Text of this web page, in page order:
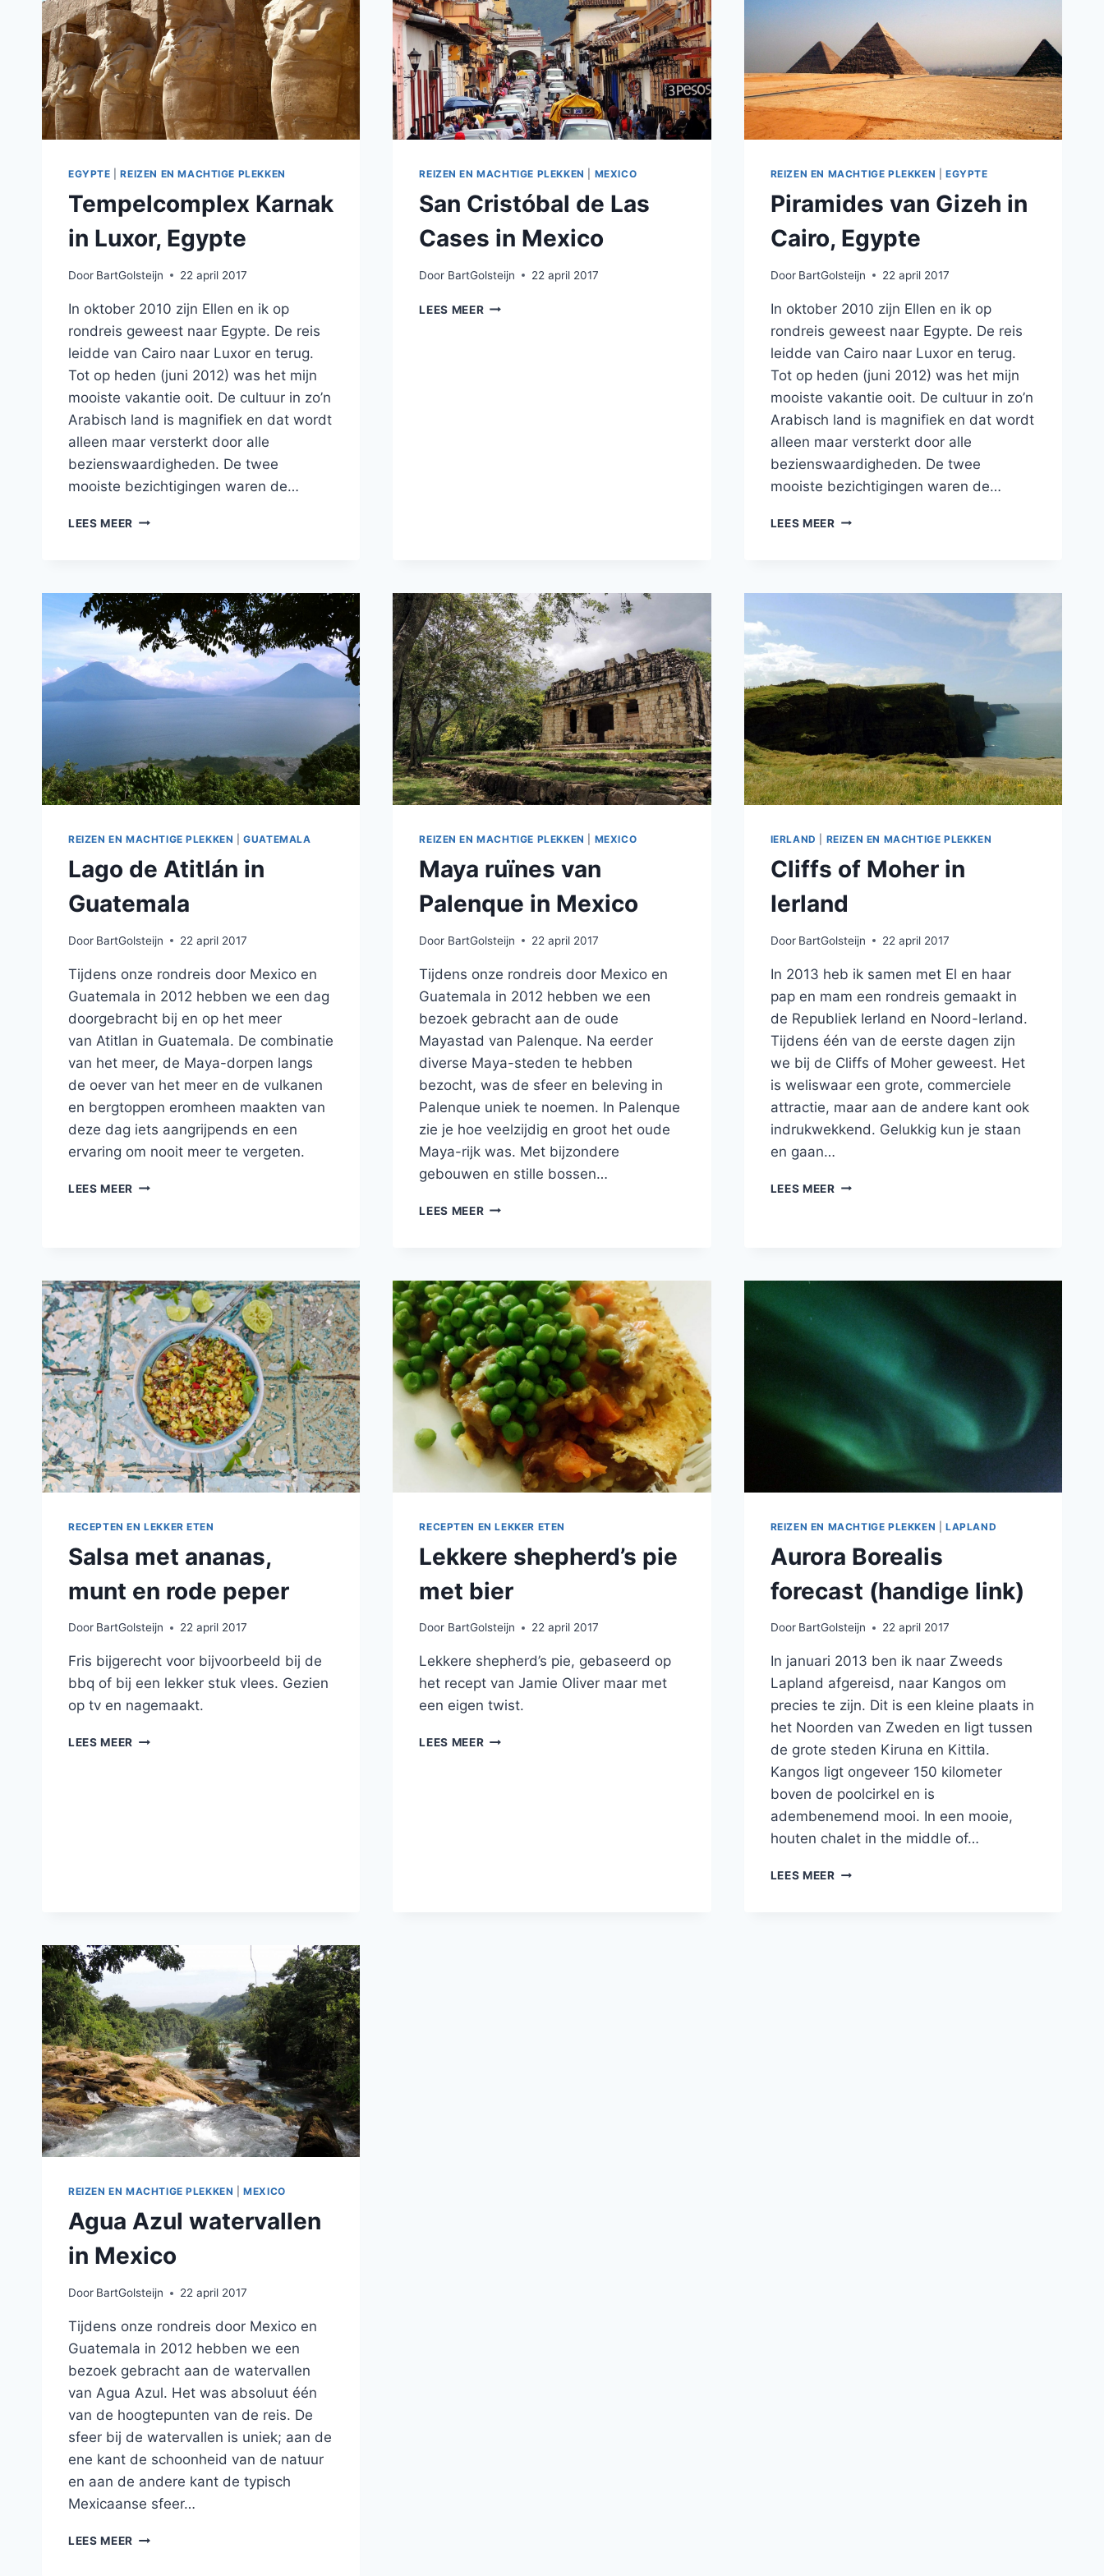
EGYPTE |REIZEN EN MACHTIGE PLEKKEN
Tempelcomplex Karnak
in Luxor, Egypte
Door BartGolsteijn 22 april 2017
In oktober 2010 zijn Ellen en ik op
rondreis geweest naar Egypte. De reis
leidde van Cairo naar Luxor en terug.
Tot op heden (juni 2012) was het mijn
mooiste vakantie ooit. De cultuur in zo’n
Arabisch land is magnifiek en dat wordt
alleen maar versterkt door alle
bezienswaardigheden. De twee
mooiste bezichtigingen waren de…
LEES MEER TEMPELCOMPLEX
REIZEN EN MACHTIGE PLEKKEN MEXICO
San Cristóbal de Las
Cases in Mexico
Door BartGolsteijn 22 april 2017
LEES MEERSAN
REIZEN EN MACHTIGE PLEKKEN EGYPTE
Piramides van Gizeh in
Cairo, Egypte
Door BartGolsteijn 22 april 2017
In oktober 2010 zijn Ellen en ik op
rondreis geweest naar Egypte. De reis
leidde van Cairo naar Luxor en terug.
Tot op heden (juni 2012) was het mijn
mooiste vakantie ooit. De cultuur in zo’n
Arabisch land is magnifiek en dat wordt
alleen maar versterkt door alle
bezienswaardigheden. De twee
mooiste bezichtigingen waren de…
LEES MEERPIRAMIDES
REIZEN EN MACHTIGE PLEKKEN |GUATEMALA
Lago de Atitlán in
Guatemala
Door BartGolsteijn 22 april 2017
Tijdens onze rondreis door Mexico en
Guatemala in 2012 hebben we een dag
doorgebracht bij en op het meer
van Atitlan in Guatemala. De combinatie
van het meer, de Maya-dorpen langs
de oever van het meer en de vulkanen
en bergtoppen eromheen maakten van
deze dag iets aangrijpends en een
ervaring om nooit meer te vergeten.
LEES MEER LAGO
REIZEN EN MACHTIGE PLEKKEN MEXICO
Maya ruïnes van
Palenque in Mexico
Door BartGolsteijn 22 april 2017
Tijdens onze rondreis door Mexico en
Guatemala in 2012 hebben we een
bezoek gebracht aan de oude
Mayastad van Palenque. Na eerder
diverse Maya-steden te hebben
bezocht, was de sfeer en beleving in
Palenque uniek te noemen. In Palenque
zie je hoe veelzijdig en groot het oude
Maya-rijk was. Met bijzondere
gebouwen en stille bossen…
LEES MEERMAYA
MEXICO
IERLAND REIZEN EN MACHTIGE PLEKKEN
Cliffs of Moher in
Ierland
Door BartGolsteijn 22 april 2017
In 2013 heb ik samen met El en haar
pap en mam een rondreis gemaakt in
de Republiek Ierland en Noord-Ierland.
Tijdens één van de eerste dagen zijn
we bij de Cliffs of Moher geweest. Het
is weliswaar een grote, commerciele
attractie, maar aan de andere kant ook
indrukwekkend. Gelukkig kun je staan
en gaan…
LEES MEERCLIFFS
RECEPTEN EN LEKKER ETEN
Salsa met ananas,
munt en rode peper
Door BartGolsteijn 22 april 2017
Fris bijgerecht voor bijvoorbeeld bij de
bbq of bij een lekker stuk vlees. Gezien
op tv en nagemaakt.
LEES MEER SALSA
RECEPTEN EN LEKKER ETEN
Lekkere shepherd’s pie
met bier
Door BartGolsteijn 22 april 2017
​Lekkere shepherd’s pie, gebaseerd op
het recept van Jamie Oliver maar met
een eigen twist.
LEES MEERLEKKERE
REIZEN EN MACHTIGE PLEKKEN LAPLAND
Aurora Borealis
forecast (handige link)
Door BartGolsteijn 22 april 2017
In januari 2013 ben ik naar Zweeds
Lapland afgereisd, naar Kangos om
precies te zijn. Dit is een kleine plaats in
het Noorden van Zweden en ligt tussen
de grote steden Kiruna en Kittila.
Kangos ligt ongeveer 150 kilometer
boven de poolcirkel en is
adembenemend mooi. In een mooie,
houten chalet in the middle of…
LEES MEERAURORA
REIZEN EN MACHTIGE PLEKKEN |MEXICO
Agua Azul watervallen
in Mexico
Door BartGolsteijn 22 april 2017
Tijdens onze rondreis door Mexico en
Guatemala in 2012 hebben we een
bezoek gebracht aan de watervallen
van Agua Azul. Het was absoluut één
van de hoogtepunten van de reis. De
sfeer bij de watervallen is uniek; aan de
ene kant de schoonheid van de natuur
en aan de andere kant de typisch
Mexicaanse sfeer…
LEES MEER AGUA